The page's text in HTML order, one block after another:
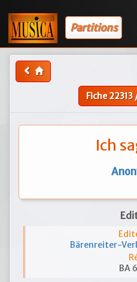
Partitions
Fiche22313
Ich
Bärenreiter-
BA